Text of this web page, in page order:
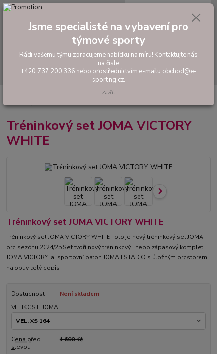
Hledat
tel: +420 737 200 336
0,00 Kč
Tréninkové oblečení
Tréninkový set JOMA VICTORY WHITE
Tréninkový set JOMA VICTORY
WHITE
Tréninkový set JOMA VICTORY WHITE
Tréninkový set JOMA VICTORY WHITE Toto je nový tréninkový set JOMA
pro sezónu 2024/25 Set tvoří nový tréninkový , nebo zápasový komplet
JOMA VICTORY a sportovní batoh JOMA ESTADIO s úložným prostorem
na obuv celý popis
Dostupnost
Není skladem
VELIKOSTI JOMA
Cena před
slevou
1 600 Kč
Jsme specialisté na vybavení pro
týmové sporty
Rádi vašemu týmu zpracujeme nabídku na míru! Kontaktujte nás
na čísle
+420 737 200 336 nebo prostřednictvím e-mailu obchod@e-
sporting.cz.
Zavřít